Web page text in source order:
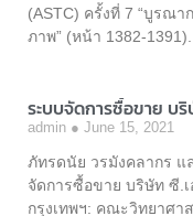
(ASTC) ครั้งที่ 7 “บูรณา
ภาพ” (หน้า 1382-
ระบบจัดการซื้อขาย บ
admin June 15, 2021
ภัทรดนัย วรมังคลากร แ
จัดการซื้อขาย บริษัท ซี.
กรุงเทพฯ: คณะวิทยาศา